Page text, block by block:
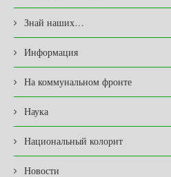
Знай наших…
Информация
На коммунальном фронте
Наука
Национальный колорит
Новости